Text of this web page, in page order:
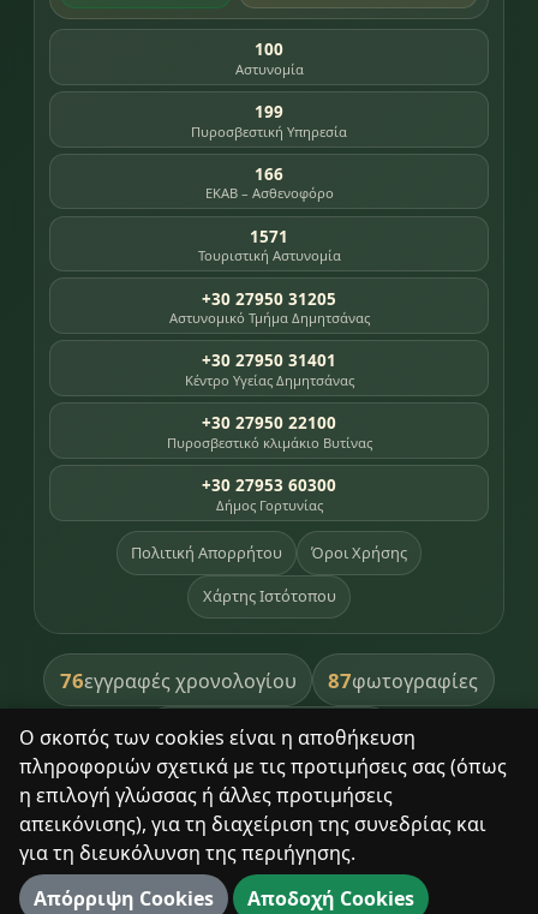
Ο σκοπός των cookies είναι η αποθήκευση
πληροφοριών σχετικά με τις προτιμήσεις σας (όπως
η επιλογή γλώσσας ή άλλες προτιμήσεις
απεικόνισης), για τη διαχείριση της συνεδρίας και
για τη διευκόλυνση της περιήγησης.
Απόρριψη Cookies
Αποδοχή Cookies
100
Αστυνομία
199
Πυροσβεστική Υπηρεσία
166
ΕΚΑΒ – Ασθενοφόρο
1571
Τουριστική Αστυνομία
+30 27950 31205
Αστυνομικό Τμήμα Δημητσάνας
+30 27950 31401
Κέντρο Υγείας Δημητσάνας
+30 27950 22100
Πυροσβεστικό κλιμάκιο Βυτίνας
+30 27953 60300
Δήμος Γορτυνίας
Πολιτική Απορρήτου Όροι Χρήσης
Χάρτης Ιστότοπου
76εγγραφές χρονολογίου 87φωτογραφίες
391βιβλία βιβλιοθήκης
8σημεία κληρονομιάς
Με σεβασμό στον τόπο και τους ανθρώπους του.
© 2025 Δημητσάνα. Με επιφύλαξη παντός δικαιώματος.